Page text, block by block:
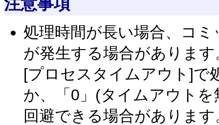
処理時間が長い場合、コ
が発生する場合がありま
[プロセスタイムアウト]で
か、「0」(タイムアウト
回避できる場合があります